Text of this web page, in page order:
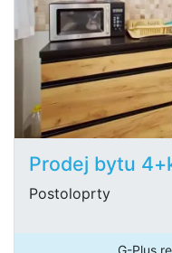
Prodej bytu
Postoloprty
G-Plus